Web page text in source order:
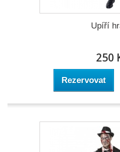
Upíří
250
Rezervovat